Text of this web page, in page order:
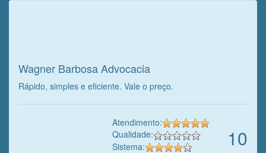
Wagner Barbosa Advocacia
Rápido, simples e eficiente. Vale o preço.
10
Atendimento:
Qualidade:
Sistema: